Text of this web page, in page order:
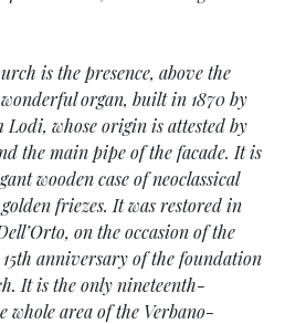
is the presence, above the
organ, built in 1870 by
whose origin is attested by
the main pipe of the facade. It is
wooden case of neoclassical
friezes. It was restored in
on the occasion of the
anniversary of the foundation
It is the only nineteenth-
whole area of the Verbano-